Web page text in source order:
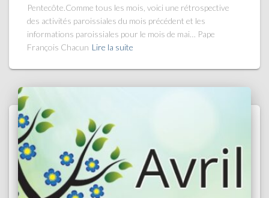
Pentecôte.Comme tous les mois, voici une rétrospective
des activités paroissiales du mois précédent et les
informations paroissiales pour le mois de mai… Pape
François Chacun Lire la suite